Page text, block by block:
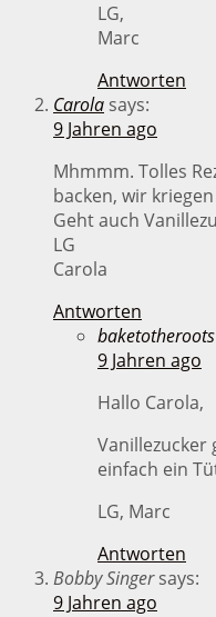
LG,
Marc
Antworten
Carola says:
9 Jahren ago
Mhmmm. Tolles
backen, wir
Geht auch
LG
Carola
Antworten
baketotheroots
9 Jahren ago
Hallo Carola,
Vanillezucker
einfach ein
LG, Marc
Antworten
Bobby Singer says:
9 Jahren ago